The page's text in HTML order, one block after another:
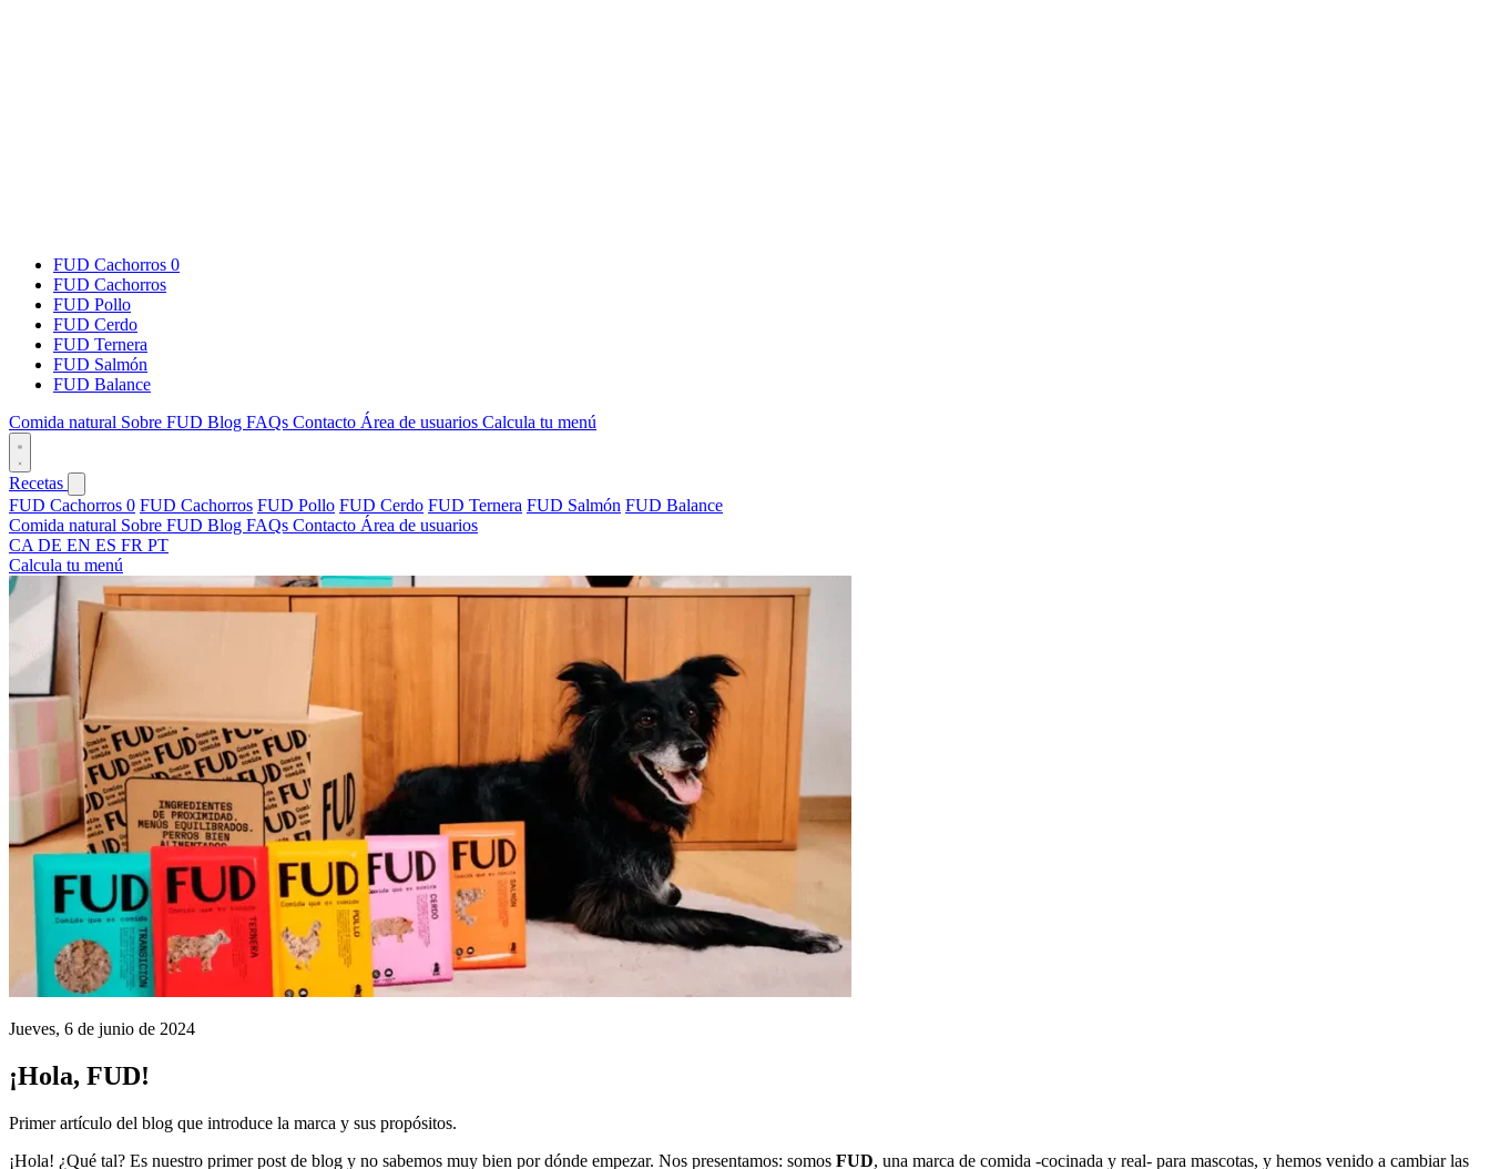
FUD Cachorros 0
FUD Cachorros
FUD Pollo
FUD Cerdo
FUD Ternera
FUD Salmón
FUD Balance
Comida natural Sobre FUD Blog FAQs Contacto Área de usuarios Calcula tu menú
Recetas
FUD Cachorros 0 FUD Cachorros FUD Pollo FUD Cerdo FUD Ternera FUD Salmón FUD Balance
Comida natural Sobre FUD Blog FAQs Contacto Área de usuarios
CA DE EN ES FR PT
Calcula tu menú
Jueves, 6 de junio de 2024
¡Hola, FUD!
Primer artículo del blog que introduce la marca y sus propósitos.
¡Hola! ¿Qué tal? Es nuestro primer post de blog y no sabemos muy bien por dónde empezar. Nos presentamos: somos FUD, una marca de comida -cocinada y real- para mascotas, y hemos venido a cambiar las